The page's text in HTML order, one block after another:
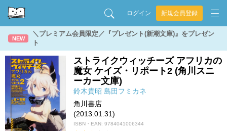
ログイン 新規会員登録
NEW
＼プレミアム会員限定／『プレゼント(新潮文庫)』をプレゼン
ト
ストライクウィッチーズ アフリカの
魔女 ケイズ・リポート2 (角川スニ
ーカー文庫)
鈴木貴昭 島田フミカネ
角川書店
(2013.01.31)
ISBN・EAN: 9784041006344